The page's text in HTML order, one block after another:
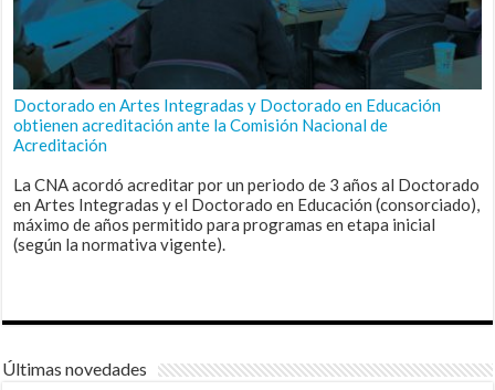
Doctorado en Artes Integradas y Doctorado en Educación
obtienen acreditación ante la Comisión Nacional de
Acreditación
La CNA acordó acreditar por un periodo de 3 años al Doctorado
en Artes Integradas y el Doctorado en Educación (consorciado),
máximo de años permitido para programas en etapa inicial
(según la normativa vigente).
Últimas novedades